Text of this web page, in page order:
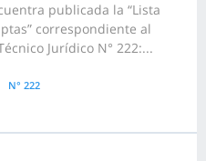
publicada la “Lista
correspondiente al
Jurídico N° 222:...
N° 222